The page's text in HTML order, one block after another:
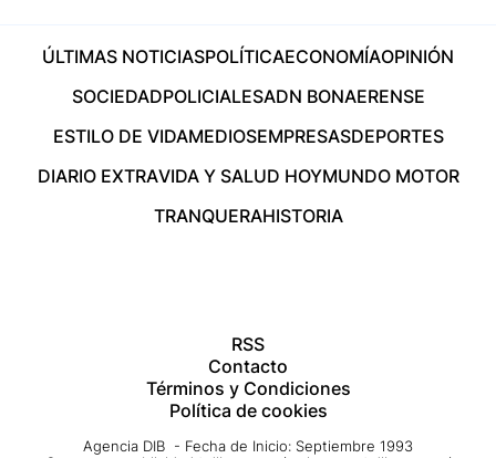
ÚLTIMAS NOTICIASPOLÍTICAECONOMÍAOPINIÓN
SOCIEDADPOLICIALESADN BONAERENSE
ESTILO DE VIDAMEDIOSEMPRESASDEPORTES
DIARIO EXTRAVIDA Y SALUD HOYMUNDO MOTOR
TRANQUERAHISTORIA
RSS
Contacto
Términos y Condiciones
Política de cookies
Agencia DIB - Fecha de Inicio: Septiembre 1993